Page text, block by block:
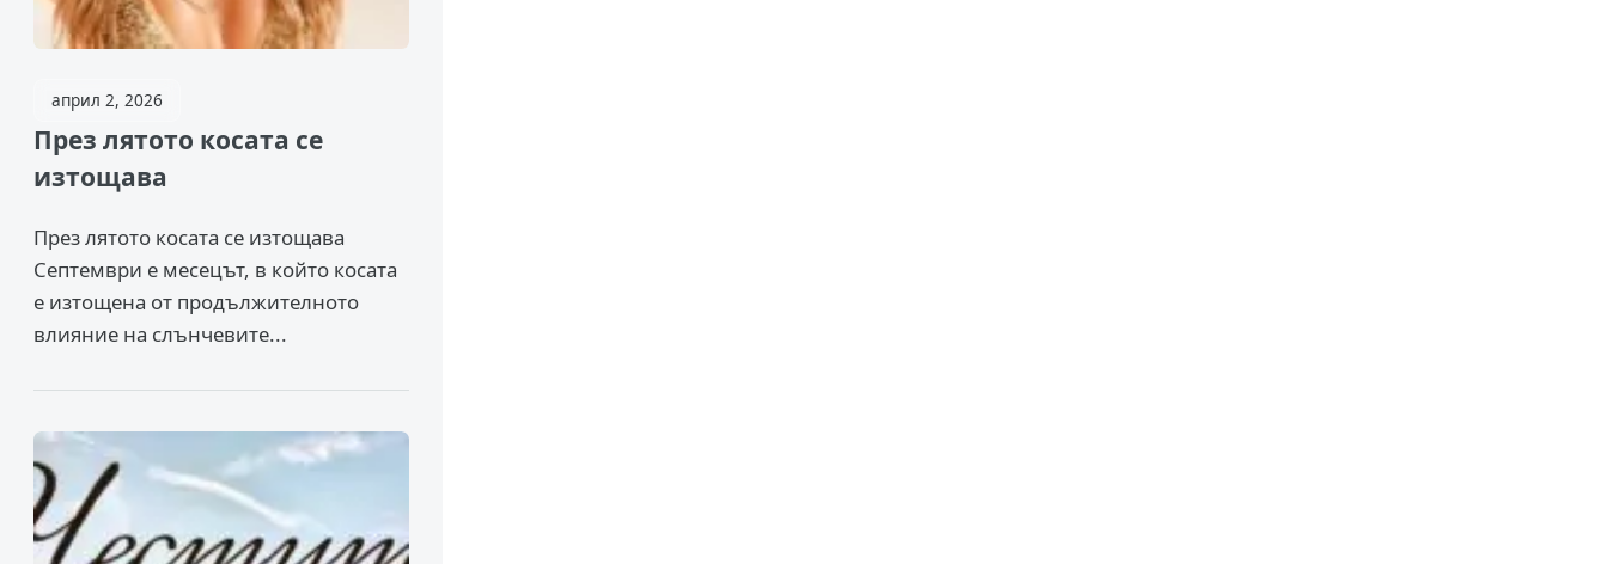
април 2, 2026
През лятото косата се
изтощава
През лятото косата се изтощава
Септември е месецът, в който косата
е изтощена от продължителното
влияние на слънчевите...